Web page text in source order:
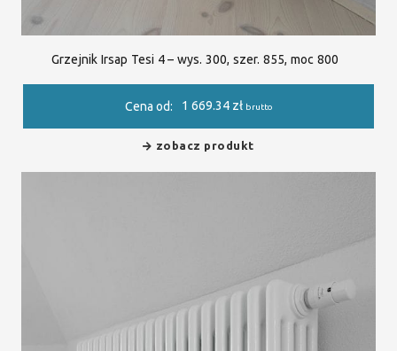
Grzejnik Irsap Tesi 4 – wys. 300, szer. 855, moc 800
Cena od: 1 669.34 zł brutto
zobacz produkt